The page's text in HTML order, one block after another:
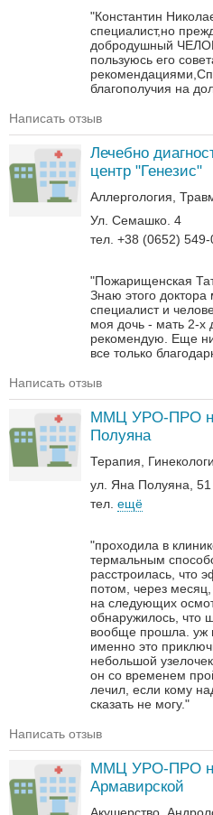
"Константин
специалист,но
добродушный
пользуюсь его
благополучия на
Написать отзыв
Лечебно
центр "Генезис"
Аллергология
Ул. Семашко. 4
тел. +38 (0652)
"Пожарищенская
Знаю этого
специалист и
моя дочь - мать 2-х
рекомендую. Еще
все только
Написать отзыв
ММЦ УРО-ПРО
Полуяна
Терапия
ул. Яна Полуяна, 51
тел. ещё
"проходила в
термальным
расстроилась, что
потом, через
на следующих
обнаружилось, что
вообще прошла. уж
именно это
небольшой
он со временем
лечил, если кому
сказать не могу."
Написать отзыв
ММЦ УРО-ПРО
Армавирской